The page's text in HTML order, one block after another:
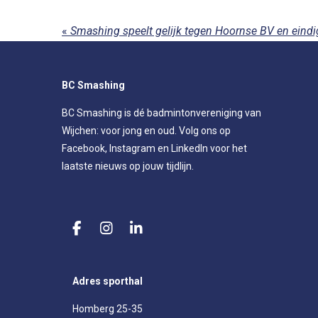
«
BC Smashing
BC Smashing is dé badmintonvereniging van
Wijchen: voor jong en oud. Volg ons op
Facebook, Instagram en LinkedIn voor het
laatste nieuws op jouw tijdlijn.
F
e
b
o
o
I
a
r
L
k
e
d
I
Adres sporthal
Homberg 25-35